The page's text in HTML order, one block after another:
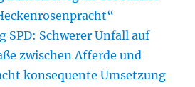
SPD: Schwerer Unfall auf
zwischen Afferde und
konsequente Umsetzung